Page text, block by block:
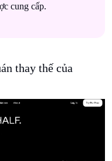
cung cấp.
thay thế của